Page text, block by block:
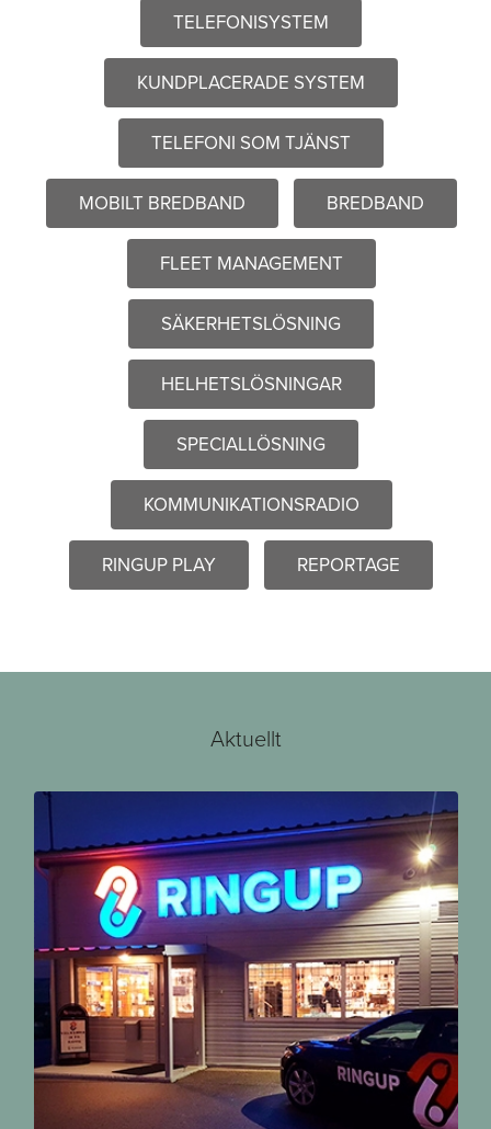
TELEFONISYSTEM
KUNDPLACERADE SYSTEM
TELEFONI SOM TJÄNST
MOBILT BREDBAND BREDBAND
FLEET MANAGEMENT
SÄKERHETSLÖSNING
HELHETSLÖSNINGAR
SPECIALLÖSNING
KOMMUNIKATIONSRADIO
RINGUP PLAY REPORTAGE
Aktuellt